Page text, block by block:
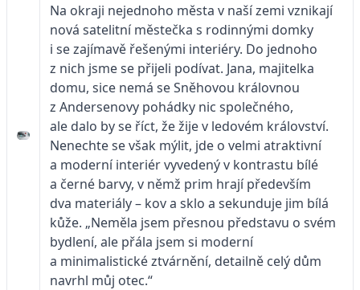
Na okraji nejednoho města v naší zemi vznikají
nová satelitní městečka s rodinnými domky
i se zajímavě řešenými interiéry. Do jednoho
z nich jsme se přijeli podívat. Jana, majitelka
domu, sice nemá se Sněhovou královnou
z Andersenovy pohádky nic společného,
ale dalo by se říct, že žije v ledovém království.
Nenechte se však mýlit, jde o velmi atraktivní
a moderní interiér vyvedený v kontrastu bílé
a černé barvy, v němž prim hrají především
dva materiály – kov a sklo a sekunduje jim bílá
kůže. „Neměla jsem přesnou představu o svém
bydlení, ale přála jsem si moderní
a minimalistické ztvárnění, detailně celý dům
navrhl můj otec.“